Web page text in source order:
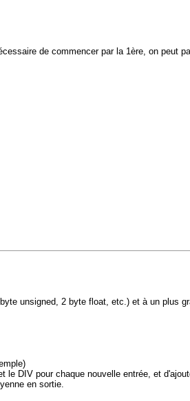
de commencer par la 1ère, on peut
unsigned, 2 byte float, etc.) et à un plus
DIV pour chaque nouvelle entrée, et
en sortie.